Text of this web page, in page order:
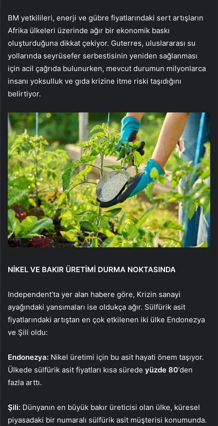
BM yetkilileri, enerji ve gübre fiyatlarındaki sert artışların
Afrika ülkeleri üzerinde ağır bir ekonomik baskı
oluşturduğuna dikkat çekiyor. Guterres, uluslararası su
yollarında seyrüsefer serbestisinin yeniden sağlanması
için acil çağrıda bulunurken, mevcut durumun milyonlarca
insanı yoksulluk ve gıda krizine itme riski taşıdığını
belirtiyor.
NİKEL VE BAKIR ÜRETİMİ DURMA NOKTASINDA
Independent’ta yer alan habere göre, Krizin sanayi
ayağındaki yansımaları ise oldukça ağır. Sülfürik asit
fiyatlarındaki artıştan en çok etkilenen iki ülke Endonezya
ve Şili oldu:
Endonezya: Nikel üretimi için bu asit hayati önem taşıyor.
Ülkede sülfürik asit fiyatları kısa sürede yüzde 80‘den
fazla arttı.
Şili: Dünyanın en büyük bakır üreticisi olan ülke, küresel
piyasadaki bir numaralı sülfürik asit müşterisi konumunda.